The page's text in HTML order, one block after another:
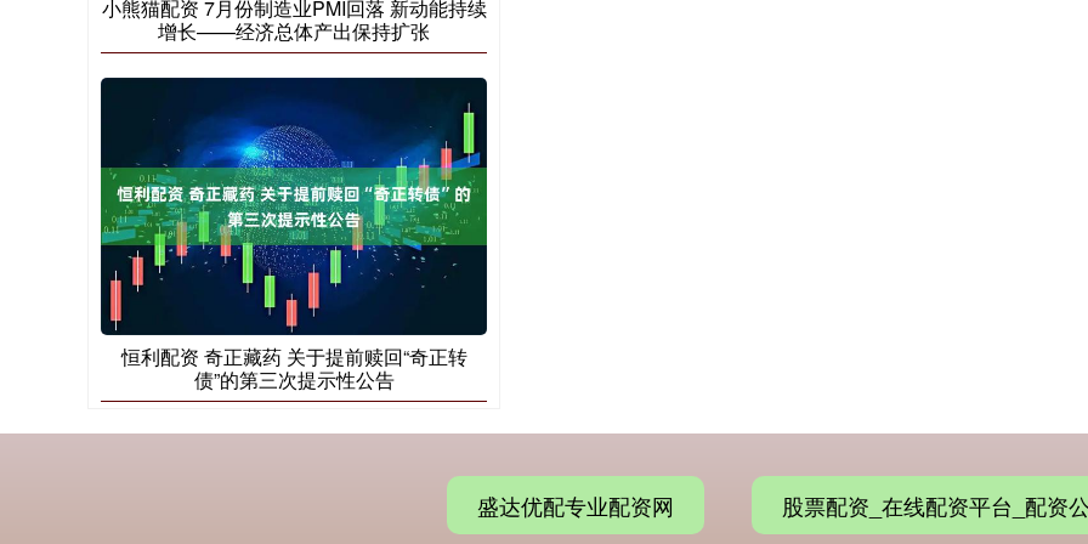
小熊猫配资 7月份制造业PMI回落 新动能持续
增长——经济总体产出保持扩张
恒利配资 奇正藏药 关于提前赎回“奇正转
债”的第三次提示性公告
盛达优配专业配资网 股票配资_在线配资平台_配资